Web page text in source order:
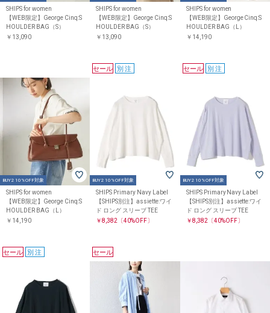
SHIPS for women
【WEB限定】George Cinq:S
HOULDER BAG（S）
￥13,090
SHIPS for women
【WEB限定】George Cinq:S
HOULDER BAG（S）
￥13,090
SHIPS for women
【WEB限定】George Cinq:S
HOULDER BAG（L）
￥14,190
BUY2 10%OFF対象
SHIPS for women
【WEB限定】George Cinq:S
HOULDER BAG（L）
￥14,190
セール 別注
BUY2 10%OFF対象
SHIPS Primary Navy Label
【SHIPS別注】assiette:ワイ
ド ロング スリーブ TEE
￥8,382
〔40%OFF〕
セール 別注
BUY2 10%OFF対象
SHIPS Primary Navy Label
【SHIPS別注】assiette:ワイ
ド ロング スリーブ TEE
￥8,382 〔40%OFF〕
セール 別注 セール